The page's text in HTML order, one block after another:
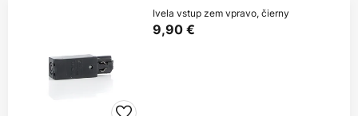
Ivela vstup zem vpravo, čierny
9,90 €